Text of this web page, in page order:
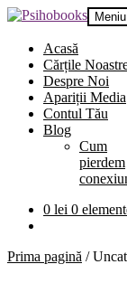
Meniu
Acasă
Cărțile
Despre Noi
Apariții Media
Contul Tău
Blog
Cum
pierdem
0 lei 0
Prima pagină /